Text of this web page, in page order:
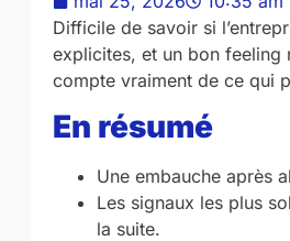
Difficile de savoir si
explicites, et un bon feeling
compte vraiment de ce qui
En résumé
Une embauche après
Les signaux les plus
la suite.